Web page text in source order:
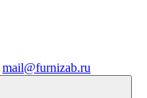
mail@furnizab.ru